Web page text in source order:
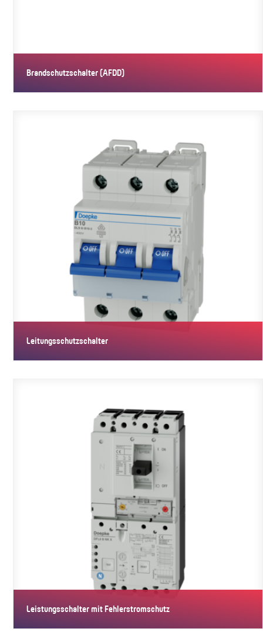
Brandschutzschalter (AFDD)
Brandschutzschalter, Fehlerlichtbogen-Schutzeinrichtungen (AFDD),
Leitungsschutzschalter
Leitungsschutzschalter schützen Kabel, Leitungen und
Leistungsschalter mit Fehlerstromschutz
Leistungsschalter mit Fehlerstromschutz (CBR) schalten hohe